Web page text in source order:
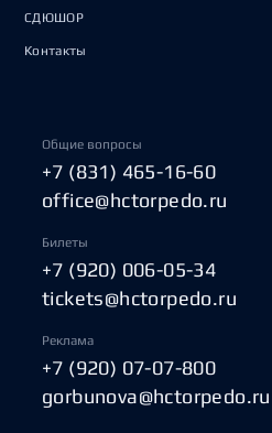
СДЮШОР
Контакты
Общие вопросы
+7 (831) 465-16-60
office@hctorpedo.ru
Билеты
+7 (920) 006-05-34
tickets@hctorpedo.ru
Реклама
+7 (920) 07-07-800
gorbunova@hctorpedo.ru